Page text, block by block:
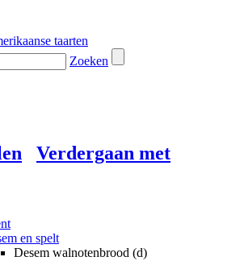
taarten
Zoeken
Verdergaan met
en spelt
Desem walnotenbrood (d)